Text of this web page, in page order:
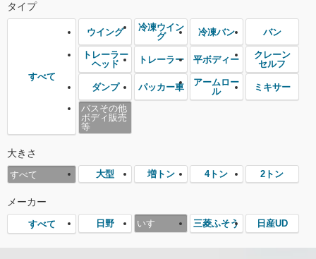
タイプ
すべて
ウイング
冷凍ウイン
グ
冷凍バン バン
トレーラー
ヘッド
トレーラー 平ボディー
クレーン
セルフ
ダンプ パッカー車
アームロー
ル
ミキサー
バスその他
ボディ販売
等
大きさ
すべて 大型 増トン 4トン 2トン
メーカー
すべて 日野 いすゞ 三菱ふそう 日産UD